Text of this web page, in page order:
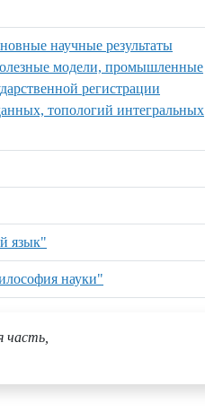
научные результаты
модели, промышленные
регистрации
топологий интегральных
язык"
науки"
часть,